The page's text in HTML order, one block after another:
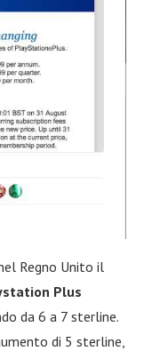
nel Regno Unito il
Plus
da 6 a 7 sterline.
di 5 sterline,